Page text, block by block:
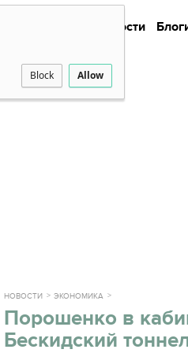
Block Allow
Новости
НОВОСТИ ЭКОНОМИКА
Порошенко в
Бескидский